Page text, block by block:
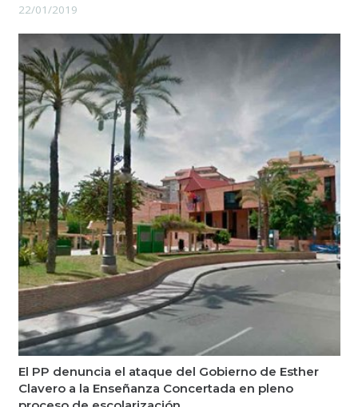
22/01/2019
El PP denuncia el ataque del Gobierno de Esther
Clavero a la Enseñanza Concertada en pleno